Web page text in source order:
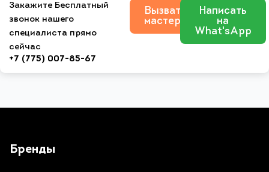
Закажите Бесплатный
звонок нашего
специалиста прямо
сейчас
+7 (775) 007-85-67
Вызвать
мастера
Написать
на
What'sApp
Бренды